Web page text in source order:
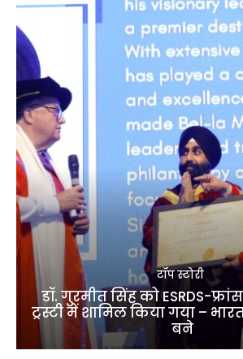
टॉप स्टोरी
डॉ. गुरमीत सिंह को ESRDS-
ट्रस्टी में शामिल किया गया –
बने